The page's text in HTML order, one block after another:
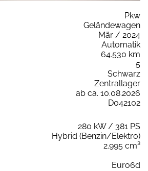
Pkw
Geländewagen
Mär / 2024
Automatik
64.530 km
5
Schwarz
Zentrallager
ab ca. 10.08.2026
D042102
280 kW / 381 PS
Hybrid (Benzin/Elektro)
2.995 cm³
Euro6d